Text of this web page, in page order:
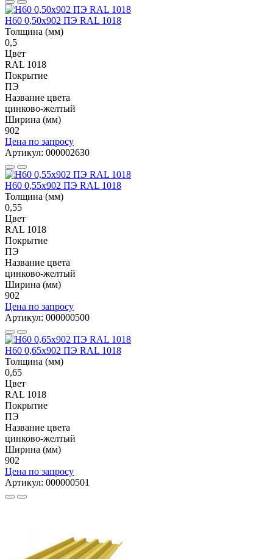
Н60 0,50x902 ПЭ RAL 1018
Толщина (мм)
0,5
Цвет
RAL 1018
Покрытие
ПЭ
Название цвета
цинково-желтый
Ширина (мм)
902
Цена по запросу
Артикул: 000002630
Н60 0,55x902 ПЭ RAL 1018
Толщина (мм)
0,55
Цвет
RAL 1018
Покрытие
ПЭ
Название цвета
цинково-желтый
Ширина (мм)
902
Цена по запросу
Артикул: 000000500
Н60 0,65x902 ПЭ RAL 1018
Толщина (мм)
0,65
Цвет
RAL 1018
Покрытие
ПЭ
Название цвета
цинково-желтый
Ширина (мм)
902
Цена по запросу
Артикул: 000000501